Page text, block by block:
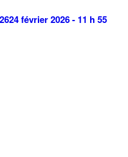
24 février 2026 - 11 h 55